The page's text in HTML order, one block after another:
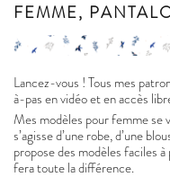
FEMME,
Lancez-vous ! Tous mes
à-pas en vidéo et en accès
Mes modèles pour femme se
s’agisse d’une robe, d’une
propose des modèles faciles
fera toute la différence.